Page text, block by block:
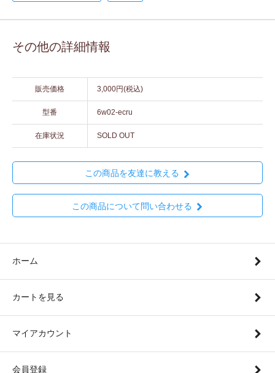
その他の詳細情報
販売価格 3,000円(税込)
型番 6w02-ecru
在庫状況 SOLD OUT
この商品を友達に教える
この商品について問い合わせる
ホーム
カートを見る
マイアカウント
会員登録